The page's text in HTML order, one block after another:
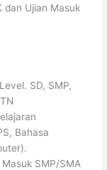
dan Ujian Masuk
SD, SMP,
Bahasa
SMP/SMA